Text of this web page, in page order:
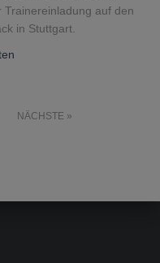
auf den
in Stuttgart.
NÄCHSTE